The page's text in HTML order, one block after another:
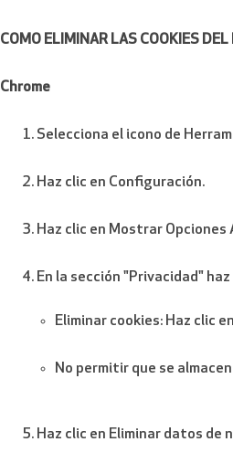
COMO ELIMINAR LAS COOKIES DEL
Chrome
Selecciona el icono de
Haz clic en Configuración.
Haz clic en Mostrar Opciones
En la sección "Privacidad"
Eliminar cookies: Haz clic
No permitir que se
Haz clic en Eliminar datos de